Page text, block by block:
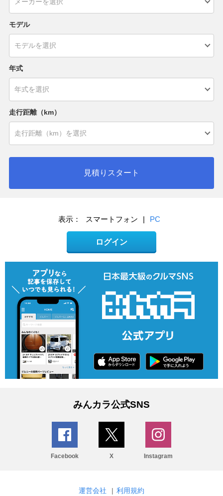
モデル
年式
走行距離（km）
見積りスタート
表示： スマートフォン | PC
ログイン
みんカラ公式SNS
Facebook X Instagram
運営会社 | 利用規約